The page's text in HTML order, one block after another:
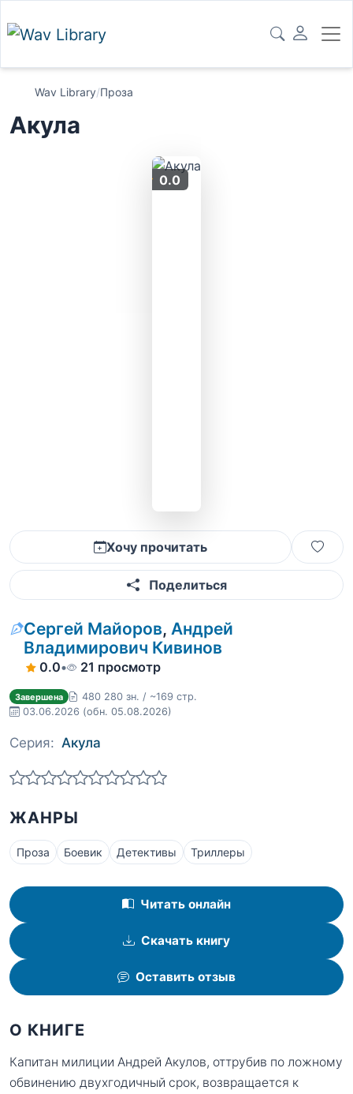
Wav Library/Проза
Акула
0.0
Хочу прочитать
Поделиться
Сергей Майоров, Андрей
Владимирович Кивинов
0.0• 21 просмотр
Завершена
480 280 зн. / ~169 стр.
03.06.2026 (обн. 05.08.2026)
Серия: Акула
ЖАНРЫ
Проза Боевик Детективы Триллеры
Читать онлайн
Скачать книгу
Оставить отзыв
О КНИГЕ
Капитан милиции Андрей Акулов, оттрубив по ложному
обвинению двухгодичный срок, возвращается к